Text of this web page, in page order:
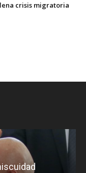
crisis migratoria